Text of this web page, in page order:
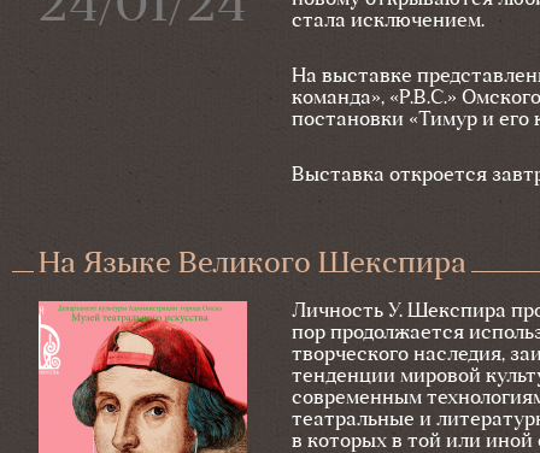
стала исключением.
На выставке
команда», «Р.В.С.»
постановки «Тимур и его
Выставка откроется
На Языке Великого Шекспира
Личность У. Шекспира
пор продолжается
творческого наследия,
тенденции мировой
современным
театральные и
в которых в той или